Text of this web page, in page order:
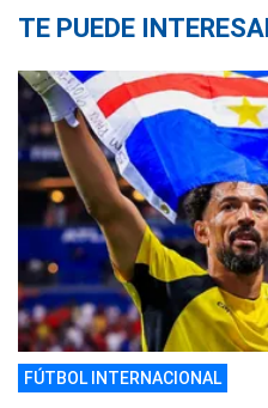
TE PUEDE
FÚTBOL INTERNACIONAL